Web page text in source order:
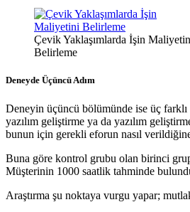
Çevik Yaklaşımlarda İşin
Belirleme
Deneyde Üçüncü Adım
Deneyin üçüncü bölümünde ise üç
yazılım geliştirme ya da yazılım
bunun için gerekli eforun nasıl
Buna göre kontrol grubu olan birinci
Müşterinin 1000 saatlik tahminde
Araştırma şu noktaya vurgu yapar;